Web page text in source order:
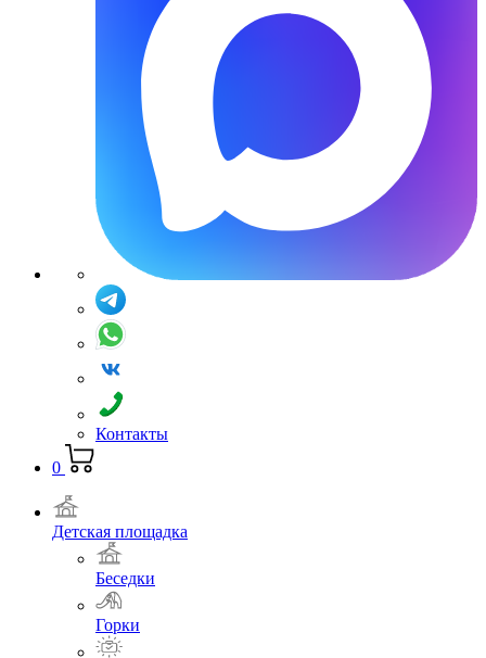
Контакты
0
Детская площадка
Беседки
Горки